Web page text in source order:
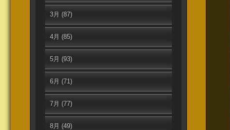
3月 (87)
4月 (85)
5月 (93)
6月 (71)
7月 (77)
8月 (49)